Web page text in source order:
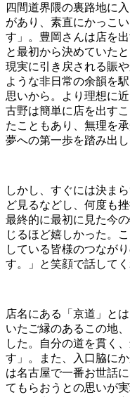
四間道界隈の裏路地に
があり、素直にかっこ
す」。豊岡さんは店を
と最初から決めていた
現実に引き戻される賑
ような非日常の余韻を
思いから。より理想に
古野は簡単に店を出す
たこともあり、無理を
夢への第一歩を踏み出し
しかし、すぐには決ま
ど見るなどし、何度も
最終的に最初に見た今
じるほど嬉しかった。
している皆様のつなが
す。」と笑顔で話してく
店名にある「京道」と
いたご縁のあるこの地
した。自分の道を貫く
す」。また、入口脇に
は名古屋で一番お世話
てもらおうとの思いが